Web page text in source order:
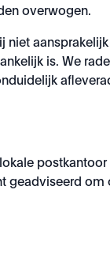
overwogen.
niet
is. We
postkantoor
geadviseerd